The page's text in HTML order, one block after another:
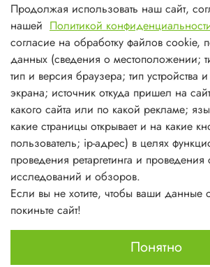
О магазине
Информация
Личный кабинет
Самара (ТЦ
8(927)7360008
Самара (ст.м. Победа)
Продолжая использовать наш сайт,
нашей Политикой
согласие на обработку файлов cookie,
данных (сведения о местоположении;
тип и версия браузера; тип устройства
экрана; источник откуда пришел на
какого сайта или по какой рекламе;
какие страницы открывает и на какие
пользователь; ip-адрес) в целях
проведения ретаргетинга и проведения
исследований и обзоров.
Если вы не хотите, чтобы ваши данные
покиньте сайт!
Понятно